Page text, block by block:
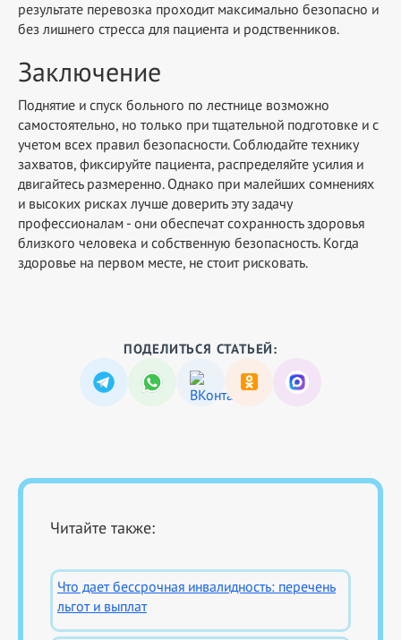
результате перевозка проходит максимально безопасно и
без лишнего стресса для пациента и родственников.
Заключение
Поднятие и спуск больного по лестнице возможно
самостоятельно, но только при тщательной подготовке и с
учетом всех правил безопасности. Соблюдайте технику
захватов, фиксируйте пациента, распределяйте усилия и
двигайтесь размеренно. Однако при малейших сомнениях
и высоких рисках лучше доверить эту задачу
профессионалам - они обеспечат сохранность здоровья
близкого человека и собственную безопасность. Когда
здоровье на первом месте, не стоит рисковать.
ПОДЕЛИТЬСЯ СТАТЬЕЙ:
Читайте также:
Что дает бессрочная инвалидность: перечень
льгот и выплат